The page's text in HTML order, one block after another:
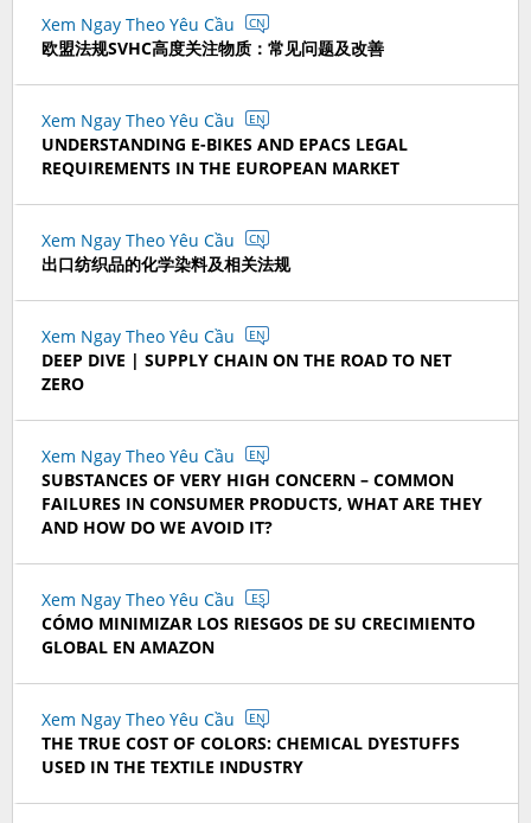
Xem Ngay Theo Yêu Cầu CN
欧盟法规SVHC高度关注物质：常见问题及改善
Xem Ngay Theo Yêu Cầu EN
UNDERSTANDING E-BIKES AND EPACS LEGAL
REQUIREMENTS IN THE EUROPEAN MARKET
Xem Ngay Theo Yêu Cầu CN
出口纺织品的化学染料及相关法规
Xem Ngay Theo Yêu Cầu EN
DEEP DIVE | SUPPLY CHAIN ON THE ROAD TO NET
ZERO
Xem Ngay Theo Yêu Cầu EN
SUBSTANCES OF VERY HIGH CONCERN – COMMON
FAILURES IN CONSUMER PRODUCTS, WHAT ARE THEY
AND HOW DO WE AVOID IT?
Xem Ngay Theo Yêu Cầu ES
CÓMO MINIMIZAR LOS RIESGOS DE SU CRECIMIENTO
GLOBAL EN AMAZON
Xem Ngay Theo Yêu Cầu EN
THE TRUE COST OF COLORS: CHEMICAL DYESTUFFS
USED IN THE TEXTILE INDUSTRY